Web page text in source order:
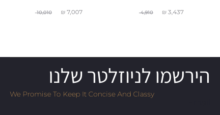
3,437
₪
4,910
7,007
₪
10,010
הירשמו לניוזלטר שלנו
We Promise To Keep It Concise And Classy